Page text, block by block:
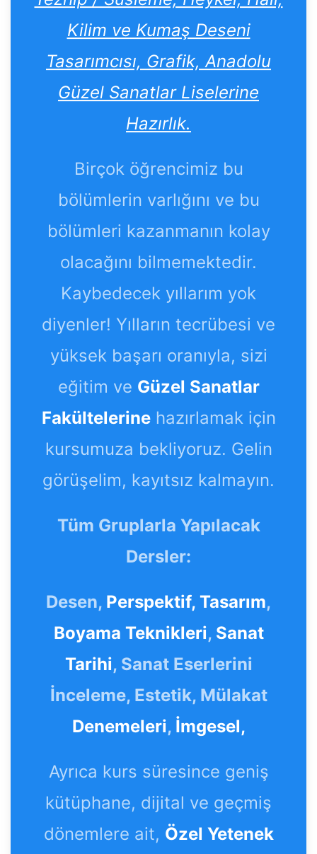
Kilim ve Kumaş Deseni
Tasarımcısı, Grafik, Anadolu
Güzel Sanatlar Liselerine
Hazırlık.
Birçok öğrencimiz bu
bölümlerin varlığını ve bu
bölümleri kazanmanın kolay
olacağını bilmemektedir.
Kaybedecek yıllarım yok
diyenler! Yılların tecrübesi ve
yüksek başarı oranıyla, sizi
eğitim ve Güzel Sanatlar
Fakültelerinehazırlamak için
kursumuza bekliyoruz. Gelin
görüşelim, kayıtsız kalmayın.
Tüm Gruplarla Yapılacak
Dersler:
Desen, Perspektif, Tasarım,
Boyama Teknikleri, Sanat
Tarihi, Sanat Eserlerini
İnceleme, Estetik, Mülakat
Denemeleri, İmgesel,
Ayrıca kurs süresince geniş
kütüphane, dijital ve geçmiş
dönemlere ait, Özel Yetenek